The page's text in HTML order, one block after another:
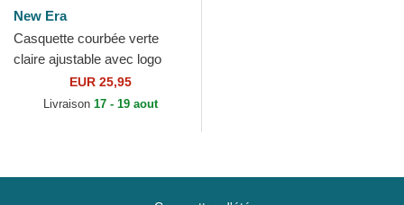
New Era
Casquette courbée verte
claire ajustable avec logo
blanc 9FORTY League
Essential Los Angeles...
EUR 25,95
Livraison 17 - 19 aout